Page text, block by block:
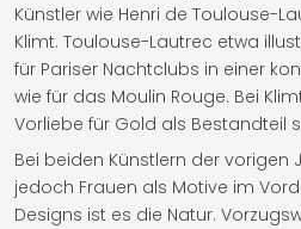
Künstler wie Henri de Toulouse-
Klimt. Toulouse-Lautrec etwa
für Pariser Nachtclubs in einer
wie für das Moulin Rouge. Bei
Vorliebe für Gold als Bestandteil
Bei beiden Künstlern der vorigen
jedoch Frauen als Motive im
Designs ist es die Natur.